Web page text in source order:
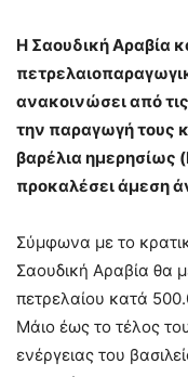
Η Σαουδική Αραβία
ανακοινώσει από
την παραγωγή τους
βαρέλια ημερησίως
προκαλέσει άμεση
Σύμφωνα με το
Σαουδική Αραβία θα
πετρελαίου κατά
Μάιο έως το τέλος
ενέργειας του